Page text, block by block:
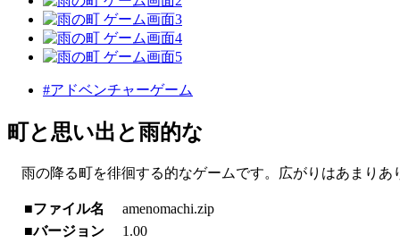
#アドベンチャーゲーム
町と思い出と雨的な
雨の降る町を徘徊する的なゲームです。広がりはあまりあ
■ファイル名
amenomachi.zip
■バージョン
1.00